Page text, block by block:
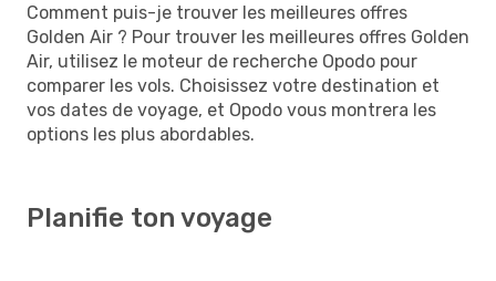
Comment puis-je trouver les meilleures offres
Golden Air ? Pour trouver les meilleures offres Golden
Air, utilisez le moteur de recherche Opodo pour
comparer les vols. Choisissez votre destination et
vos dates de voyage, et Opodo vous montrera les
options les plus abordables.
Planifie ton voyage